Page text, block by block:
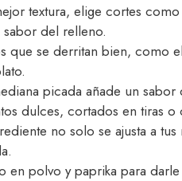
textura, elige cortes
del relleno.
que se derritan bien, como
picada añade un
dulces, cortados en tiras
no solo se ajusta a
en polvo y paprika para